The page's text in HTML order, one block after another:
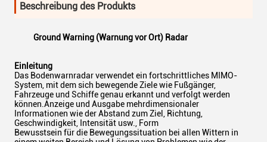
Beschreibung des Produkts
Ground Warning (Warnung vor Ort) Radar
Einleitung
Das Bodenwarnradar verwendet ein fortschrittliches MIMO-
System, mit dem sich bewegende Ziele wie Fußgänger,
Fahrzeuge und Schiffe genau erkannt und verfolgt werden
können.Anzeige und Ausgabe mehrdimensionaler
Informationen wie der Abstand zum Ziel, Richtung,
Geschwindigkeit, Intensität usw., Form
Bewusstsein für die Bewegungssituation bei allen Wittern in